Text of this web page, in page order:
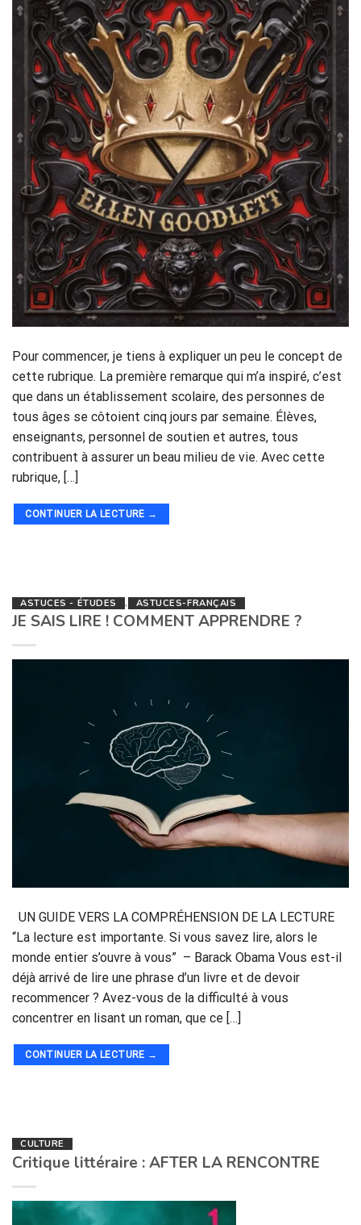
Pour commencer, je tiens à expliquer un peu le concept de
cette rubrique. La première remarque qui m’a inspiré, c’est
que dans un établissement scolaire, des personnes de
tous âges se côtoient cinq jours par semaine. Élèves,
enseignants, personnel de soutien et autres, tous
contribuent à assurer un beau milieu de vie. Avec cette
rubrique, […]
CONTINUER LA LECTURE →
ASTUCES - ÉTUDES , ASTUCES-FRANÇAIS
JE SAIS LIRE ! COMMENT APPRENDRE ?
UN GUIDE VERS LA COMPRÉHENSION DE LA LECTURE
“La lecture est importante. Si vous savez lire, alors le
monde entier s’ouvre à vous” – Barack Obama Vous est-il
déjà arrivé de lire une phrase d’un livre et de devoir
recommencer ? Avez-vous de la difficulté à vous
concentrer en lisant un roman, que ce […]
CONTINUER LA LECTURE →
CULTURE
Critique littéraire : AFTER LA RENCONTRE